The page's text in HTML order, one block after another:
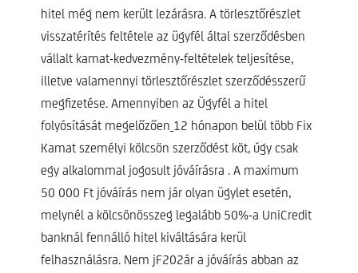
hitel még nem került lezárásra. A törlesztőrészlet
visszatérítés feltétele az ügyfél által szerződésben
vállalt kamat-kedvezmény-feltételek teljesítése,
illetve valamennyi törlesztőrészlet szerződésszerű
megfizetése. Amennyiben az Ügyfél a hitel
folyósítását megelőzően 12 hónapon belül több Fix
Kamat személyi kölcsön szerződést köt, úgy csak
egy alkalommal jogosult jóváírásra . A maximum
50 000 Ft jóváírás nem jár olyan ügylet esetén,
melynél a kölcsönösszeg legalább 50%-a UniCredit
banknál fennálló hitel kiváltására kerül
felhasználásra. Nem jF202ár a jóváírás abban az